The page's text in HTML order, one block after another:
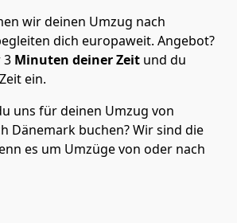
wir deinen Umzug nach
dich europaweit. Angebot?
3 Minuten deiner Zeit und du
ein.
uns für deinen Umzug von
Dänemark buchen? Wir sind die
es um Umzüge von oder nach